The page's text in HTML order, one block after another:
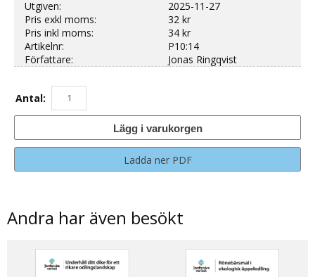
Antal:
Lägg i varukorgen
Ladda ner PDF
Utgiven:
2025-11-27
Pris exkl moms:
32 kr
Pris inkl moms:
34 kr
Artikelnr:
P10:14
Författare:
Jonas Ringqvist
Andra har även besökt